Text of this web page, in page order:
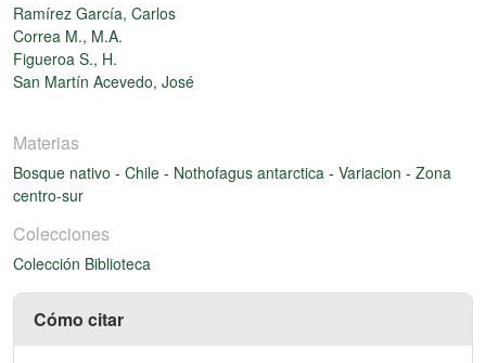
Ramírez García, Carlos
Correa M., M.A.
Figueroa S., H.
San Martín Acevedo, José
Materias
Bosque nativo - Chile - Nothofagus antarctica - Variacion - Zona
centro-sur
Colecciones
Colección Biblioteca
Cómo citar